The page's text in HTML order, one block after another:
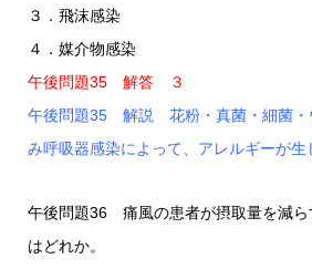
３．飛沫感染
４．媒介物感染
午後問題35 解答 ３
午後問題35 解説 花粉・真菌・細菌・
み呼吸器感染によって、アレルギーが生
午後問題36 痛風の患者が摂取量を減ら
はどれか。